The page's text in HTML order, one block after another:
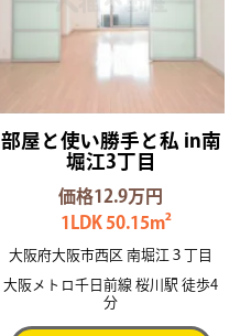
部屋と使い勝手と私 in南
堀江3丁目
価格12.9万円
1LDK 50.15m²
大阪府大阪市西区 南堀江３丁目
大阪メトロ千日前線 桜川駅 徒歩4
分